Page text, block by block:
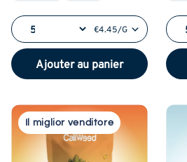
€4.45/G
Ajouter au panier
Il miglior venditore